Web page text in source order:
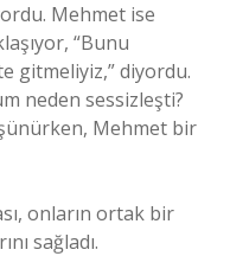
Mehmet ise
“Bunu
gitmeliyiz,” diyordu.
neden sessizleşti?
Mehmet bir
onların ortak bir
sağladı.